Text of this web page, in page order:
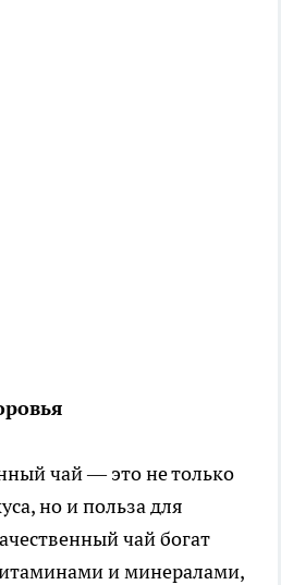
чай — это не только
но и польза для
чай богат
и минералами,